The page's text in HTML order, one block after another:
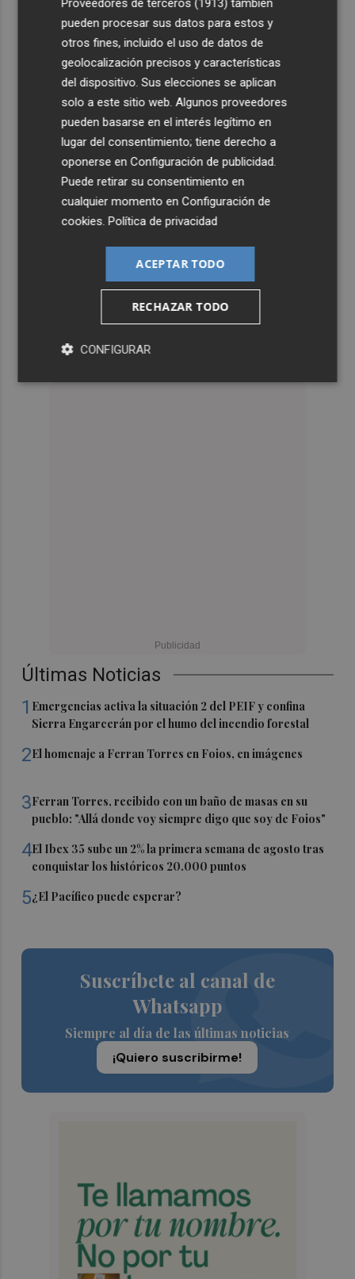
Últimas Noticias
1 Emergencias activa la situación 2 del PEIF y confina
Sierra Engarcerán por el humo del incendio forestal
2El homenaje a Ferran Torres en Foios, en imágenes
3Ferran Torres, recibido con un baño de masas en su
pueblo: "Allá donde voy siempre digo que soy de Foios"
4El Ibex 35 sube un 2% la primera semana de agosto tras
conquistar los históricos 20.000 puntos
5¿El Pacífico puede esperar?
Suscríbete al canal de
Whatsapp
Siempre al día de las últimas noticias
¡Quiero suscribirme!
pueden procesar sus datos para estos y
otros fines, incluido el uso de datos de
geolocalización precisos y características
del dispositivo. Sus elecciones se aplican
solo a este sitio web. Algunos proveedores
pueden basarse en el interés legítimo en
lugar del consentimiento; tiene derecho a
oponerse enConfiguración de publicidad
Puede retirar su consentimiento en
cualquier momento enConfiguración de
cookies .Política de privacidad
ACEPTAR TODO
RECHAZAR TODO
CONFIGURAR